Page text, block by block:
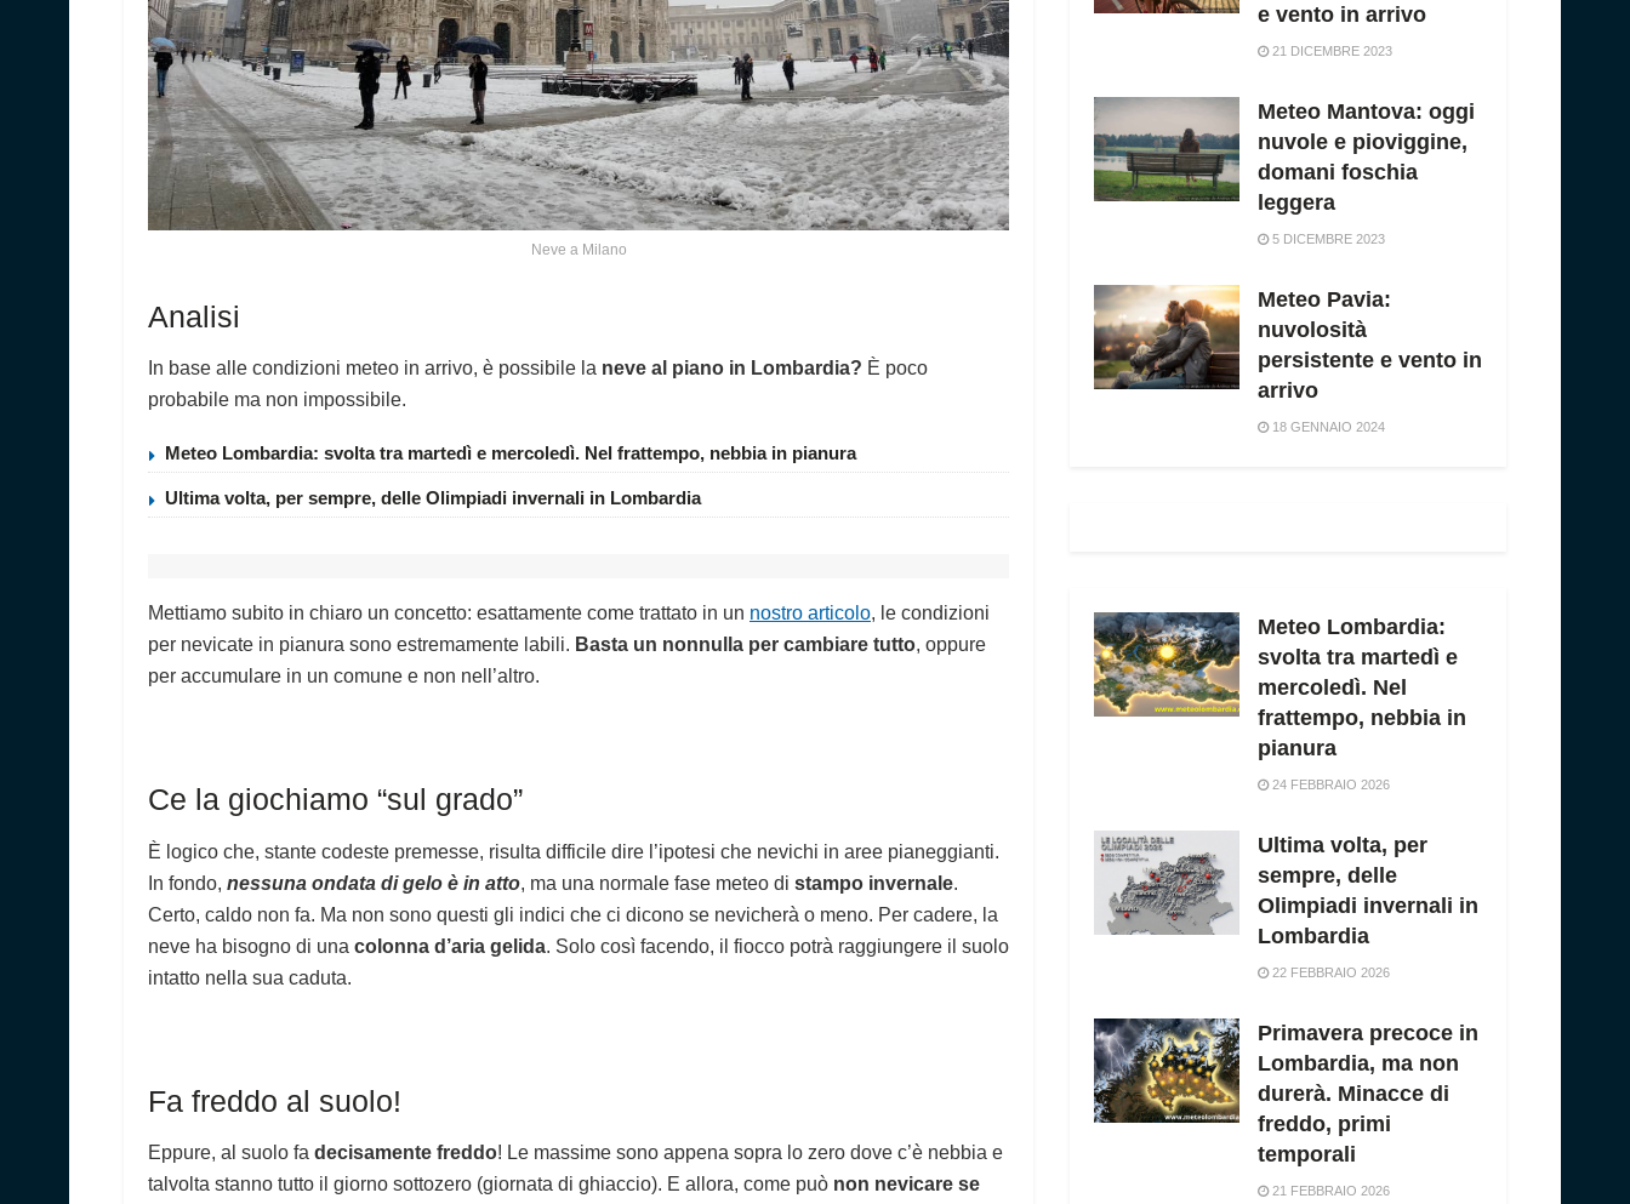
Neve a Milano
Analisi
In base alle condizioni meteo in arrivo, è possibile la neve al piano in Lombardia? È poco
probabile ma non impossibile.
Meteo Lombardia: svolta tra martedì e mercoledì. Nel frattempo, nebbia in pianura
Ultima volta, per sempre, delle Olimpiadi invernali in Lombardia
Mettiamo subito in chiaro un concetto: esattamente come trattato in un nostro articolo, le condizioni
per nevicate in pianura sono estremamente labili. Basta un nonnulla per cambiare tutto, oppure
per accumulare in un comune e non nell’altro.
Ce la giochiamo “sul grado”
È logico che, stante codeste premesse, risulta difficile dire l’ipotesi che nevichi in aree pianeggianti.
In fondo, nessuna ondata di gelo è in atto, ma una normale fase meteo di stampo invernale.
Certo, caldo non fa. Ma non sono questi gli indici che ci dicono se nevicherà o meno. Per cadere, la
neve ha bisogno di una colonna d’aria gelida. Solo così facendo, il fiocco potrà raggiungere il suolo
intatto nella sua caduta.
Fa freddo al suolo!
Eppure, al suolo fa decisamente freddo! Le massime sono appena sopra lo zero dove c’è nebbia e
talvolta stanno tutto il giorno sottozero (giornata di ghiaccio). E allora, come può non nevicare se
e vento in arrivo
21 DICEMBRE 2023
Meteo Mantova: oggi
nuvole e pioviggine,
domani foschia
leggera
5 DICEMBRE 2023
Meteo Pavia:
nuvolosità
persistente e vento in
arrivo
18 GENNAIO 2024
Meteo Lombardia:
svolta tra martedì e
mercoledì. Nel
frattempo, nebbia in
pianura
24 FEBBRAIO 2026
Ultima volta, per
sempre, delle
Olimpiadi invernali in
Lombardia
22 FEBBRAIO 2026
Primavera precoce in
Lombardia, ma non
durerà. Minacce di
freddo, primi
temporali
21 FEBBRAIO 2026